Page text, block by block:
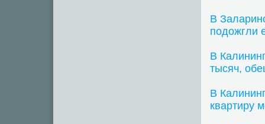
В
подожгли
В
тысяч,
В
квартиру